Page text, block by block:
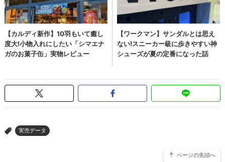
> 実売データ
ページの先頭へ